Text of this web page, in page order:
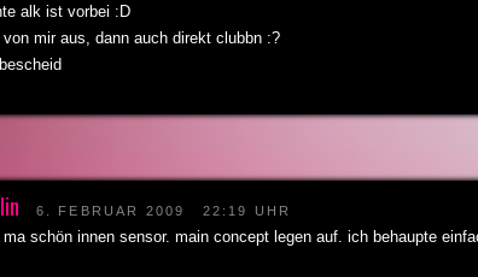
alk ist vorbei :D
von mir aus, dann auch direkt clubbn :?
6. FEBRUAR 2009 22:19 UHR
ma schön innen sensor. main concept legen auf. ich behaupte